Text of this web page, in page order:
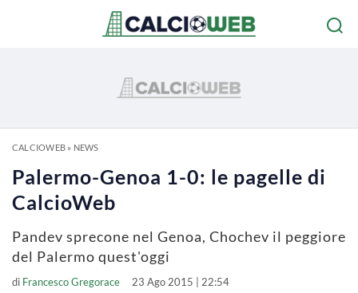
CALCIOWEB» NEWS
Palermo-Genoa 1-0: le pagelle di
CalcioWeb
Pandev sprecone nel Genoa, Chochev il peggiore
del Palermo quest'oggi
di Francesco Gregorace 23 Ago 2015 | 22:54